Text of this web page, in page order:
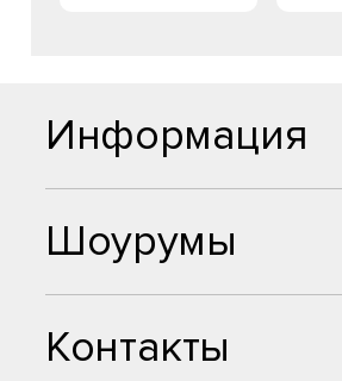
Шоурумы
Контакты
Информация